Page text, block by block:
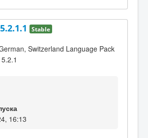
Stable
Switzerland Language Pack
16:13